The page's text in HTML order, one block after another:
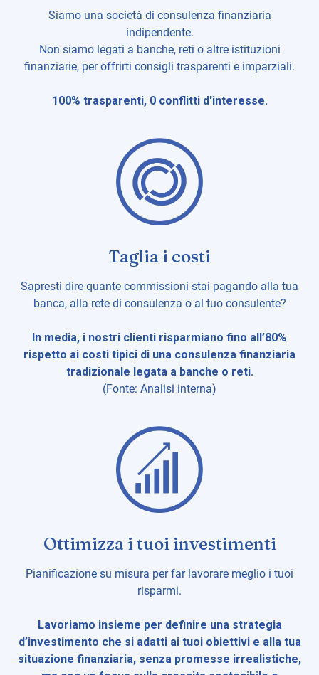
Siamo una società di consulenza finanziaria
indipendente.
Non siamo legati a banche, reti o altre istituzioni
finanziarie, per offrirti consigli trasparenti e imparziali.
100% trasparenti, 0 conflitti d'interesse.
Taglia i costi
Sapresti dire quante commissioni stai pagando alla tua
banca, alla rete di consulenza o al tuo consulente?
In media, i nostri clienti risparmiano fino all’80%
rispetto ai costi tipici di una consulenza finanziaria
tradizionale legata a banche o reti.
(Fonte: Analisi interna)
Ottimizza i tuoi investimenti
Pianificazione su misura per far lavorare meglio i tuoi
risparmi.
Lavoriamo insieme per definire una strategia
d’investimento che si adatti ai tuoi obiettivi e alla tua
situazione finanziaria, senza promesse irrealistiche,